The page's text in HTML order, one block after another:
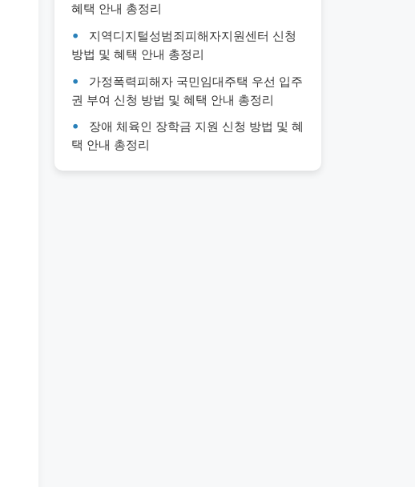
혜택 안내 총정리
지역디지털성범죄피해자지원센터 신청
방법 및 혜택 안내 총정리
가정폭력피해자 국민임대주택 우선 입주
권 부여 신청 방법 및 혜택 안내 총정리
장애 체육인 장학금 지원 신청 방법 및 혜
택 안내 총정리